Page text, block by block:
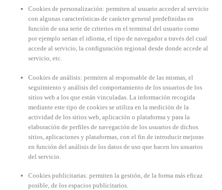
Cookies de personalización: permiten al usuario acceder al servicio
con algunas características de carácter general predefinidas en
función de una serie de criterios en el terminal del usuario como
por ejemplo serian el idioma, el tipo de navegador a través del cual
accede al servicio, la configuración regional desde donde accede al
servicio, etc.
Cookies de análisis: permiten al responsable de las mismas, el
seguimiento y análisis del comportamiento de los usuarios de los
sitios web a los que están vinculadas. La información recogida
mediante este tipo de cookies se utiliza en la medición de la
actividad de los sitios web, aplicación o plataforma y para la
elaboración de perfiles de navegación de los usuarios de dichos
sitios, aplicaciones y plataformas, con el fin de introducir mejoras
en función del análisis de los datos de uso que hacen los usuarios
del servicio.
Cookies publicitarias: permiten la gestión, de la forma más eficaz
posible, de los espacios publicitarios.